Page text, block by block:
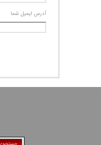
آدرس ايميل شما